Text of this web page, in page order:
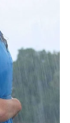
i hladnom
sedmica,